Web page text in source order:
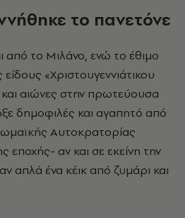
το πανετόνε
από το Μιλάνο, ενώ το έθιμο
«Χριστουγεννιάτικου
αιώνες στην πρωτεύουσα
δημοφιλές και αγαπητό από
Αυτοκρατορίας
αν και σε εκείνη την
ένα κέικ από ζυμάρι και